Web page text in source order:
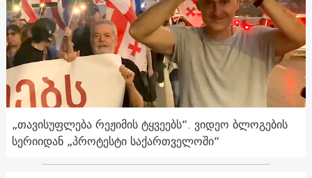
„თავისუფლება რეჟიმის ტყვეებს“. ვიდეო ბლოგების
სერიიდან „პროტესტი საქართველოში“